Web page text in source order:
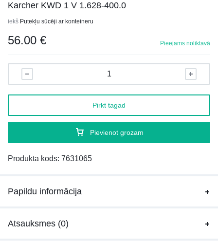
Karcher KWD 1 V 1.628-400.0
iekš Putekļu sūcēji ar konteineru
56.00 € Pieejams noliktavā
Pievienot grozam
Pirkt tagad
Produkta kods: 7631065
Papildu informācija
Atsauksmes (0)